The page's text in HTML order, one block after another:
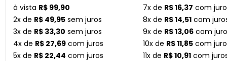
à vista R$ 99,90
2x de R$ 49,95 sem juros
3x de R$ 33,30 sem juros
4x de R$ 27,69 com juros
5x de R$ 22,44 com juros
7x de R$ 16,37 com
8x de R$ 14,51com
9x de R$ 13,06com
10x de R$ 11,85com
11x de R$ 10,91com